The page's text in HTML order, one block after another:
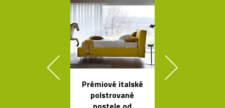
Prémiové italské
polstrované